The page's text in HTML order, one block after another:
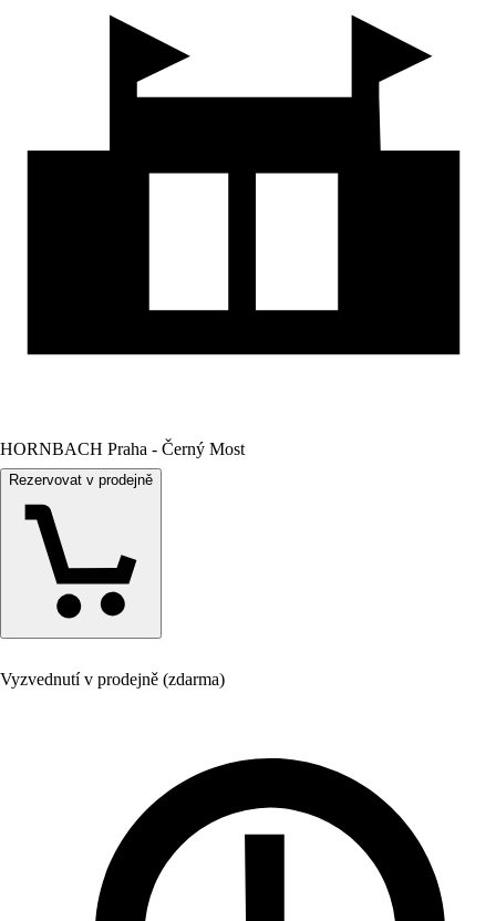
HORNBACH Praha - Černý Most
Rezervovat v prodejně
Vyzvednutí v prodejně (zdarma)